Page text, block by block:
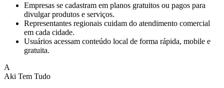
Empresas se cadastram em planos gratuitos ou pagos para
divulgar produtos e serviços.
Representantes regionais cuidam do atendimento comercial
em cada cidade.
Usuários acessam conteúdo local de forma rápida, mobile e
gratuita.
A
Aki Tem Tudo